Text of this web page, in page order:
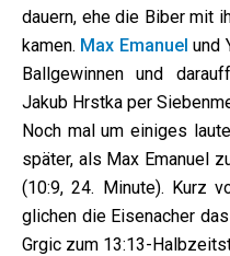
dauern, ehe die Biber mit
kamen. Max Emanuel und
Ballgewinnen und
Jakub Hrstka per
Noch mal um einiges
später, als Max Emanuel
(10:9, 24. Minute). Kurz
glichen die Eisenacher
Grgic zum 13:13-